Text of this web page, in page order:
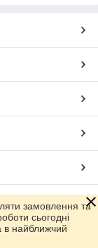
замовлення та
сьогодні
в найближчий